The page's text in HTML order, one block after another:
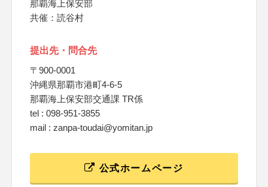
那覇海上保安部
共催：読谷村
提出先・問合先
〒900-0001
沖縄県那覇市港町4-6-5
那覇海上保安部交通課 TR係
tel : 098-951-3855
mail : zanpa-toudai@yomitan.jp
公式ホームページ